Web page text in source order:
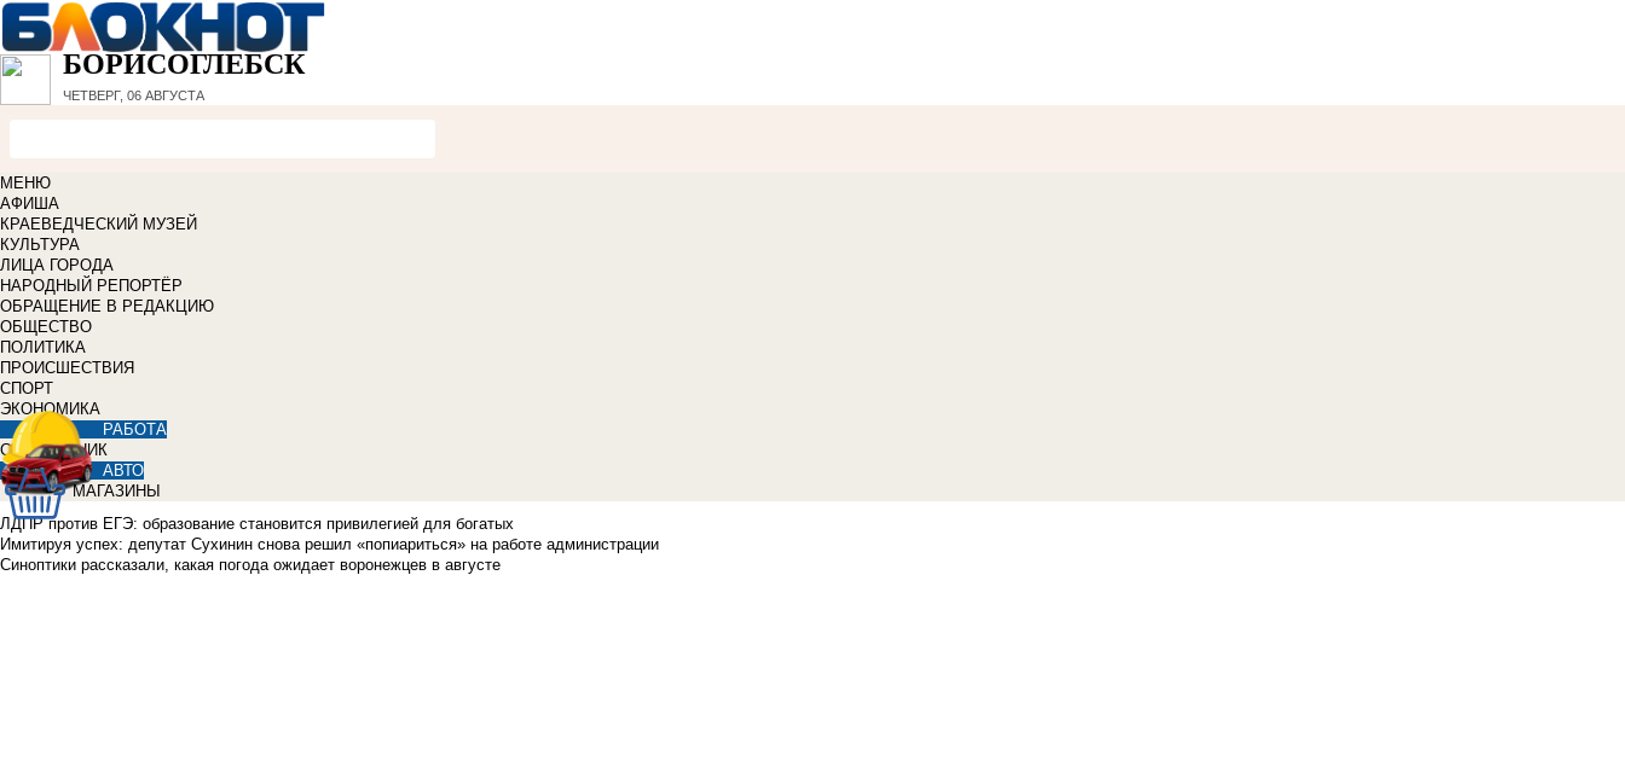
БОРИСОГЛЕБСК
ЧЕТВЕРГ, 06 АВГУСТА
МЕНЮ
АФИША
КРАЕВЕДЧЕСКИЙ МУЗЕЙ
КУЛЬТУРА
ЛИЦА ГОРОДА
НАРОДНЫЙ РЕПОРТЁР
ОБРАЩЕНИЕ В РЕДАКЦИЮ
ОБЩЕСТВО
ПОЛИТИКА
ПРОИСШЕСТВИЯ
СПОРТ
ЭКОНОМИКА
РАБОТА
СПРАВОЧНИК
АВТО
МАГАЗИНЫ
ЛДПР против ЕГЭ: образование становится привилегией для богатых
Имитируя успех: депутат Сухинин снова решил «попиариться» на работе администрации
Синоптики рассказали, какая погода ожидает воронежцев в августе